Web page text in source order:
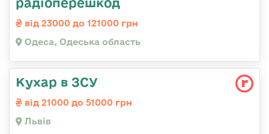
від 23000 до 121000 грн
Одеса, Одеська область
Кухар в ЗСУ
від 21000 до 51000 грн
Львів